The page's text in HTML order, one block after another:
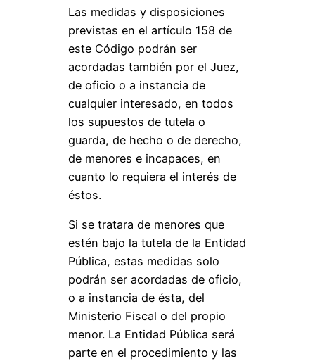
Las medidas y disposiciones
previstas en el artículo 158 de
este Código podrán ser
acordadas también por el Juez,
de oficio o a instancia de
cualquier interesado, en todos
los supuestos de tutela o
guarda, de hecho o de derecho,
de menores e incapaces, en
cuanto lo requiera el interés de
éstos.
Si se tratara de menores que
estén bajo la tutela de la Entidad
Pública, estas medidas solo
podrán ser acordadas de oficio,
o a instancia de ésta, del
Ministerio Fiscal o del propio
menor. La Entidad Pública será
parte en el procedimiento y las